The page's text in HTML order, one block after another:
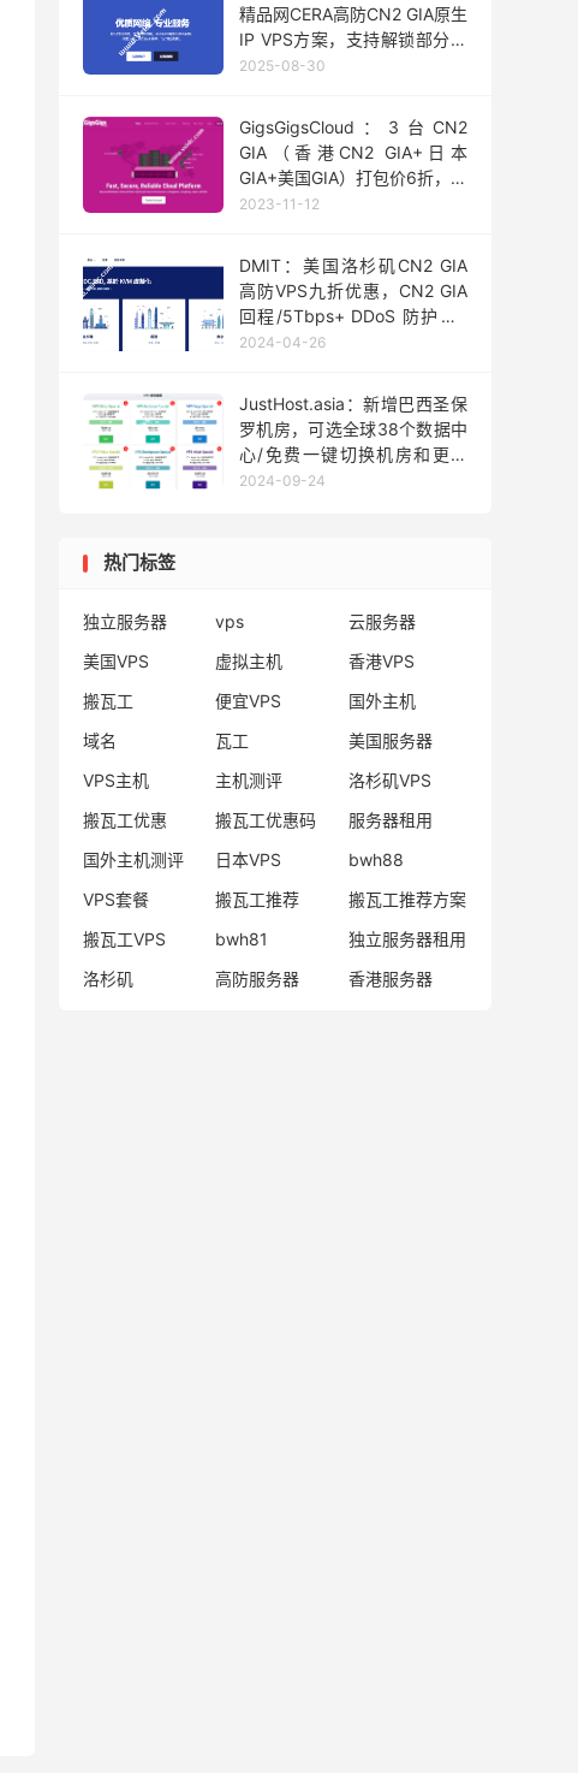
精品网CERA高防CN2 GIA原生
IP VPS方案，支持解锁部分美
区IP锁区服务，季付230元起
2025-08-30
GigsGigsCloud：3台CN2
GIA（香港CN2 GIA+日本
GIA+美国GIA）打包价6折，折
后月付$54
2023-11-12
DMIT：美国洛杉矶CN2 GIA
高防VPS九折优惠，CN2 GIA
回程/5Tbps+ DDoS 防护，2
核2GB内存季付$71.99，年付
2024-04-26
JustHost.asia：新增巴西圣保
罗机房，可选全球38个数据中
心/免费一键切换机房和更换
IP，300-750Mbps不限流
2024-09-24
热门标签
独立服务器 vps
云服务器
美国VPS
虚拟主机
香港VPS
搬瓦工
便宜VPS
国外主机
域名
瓦工
美国服务器
VPS主机
主机测评
洛杉矶VPS
搬瓦工优惠
搬瓦工优惠码
服务器租用
国外主机测评
日本VPS
bwh88
VPS套餐
搬瓦工推荐
搬瓦工推荐方案
搬瓦工VPS
bwh81
独立服务器租用
洛杉矶
高防服务器 香港服务器